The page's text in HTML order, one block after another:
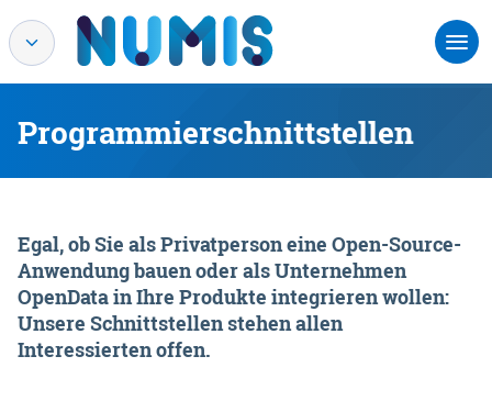
Programmierschnittstellen
Egal, ob Sie als Privatperson eine Open-Source-
Anwendung bauen oder als Unternehmen
OpenData in Ihre Produkte integrieren wollen:
Unsere Schnittstellen stehen allen
Interessierten offen.